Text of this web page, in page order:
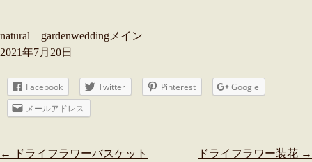
natural gardenweddingメイン
2021年7月20日
Facebook Twitter Pinterest
Google
メールアドレス
Post
←
ドライフラワーバスケット
ドライフラワー装花 →